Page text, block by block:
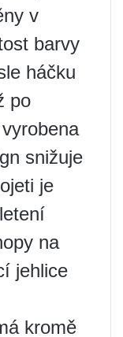
v
barvy
háčku
po
snižuje
je
na
jehlice
kromě